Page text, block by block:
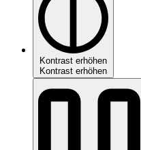
Kontrast erhöhen
Kontrast erhöhen